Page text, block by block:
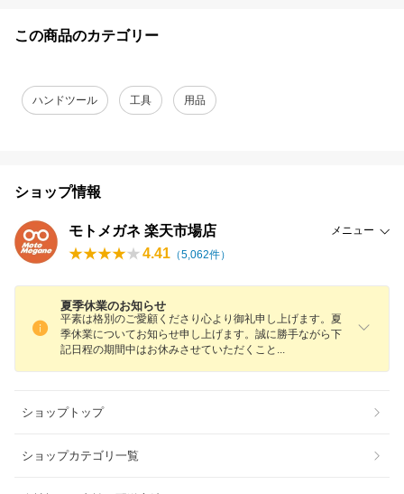
この商品のカテゴリー
ハンドツール 工具 用品
ショップ情報
モトメガネ 楽天市場店 メニュー
4.41 （5,062件）
夏季休業のお知らせ
平素は格別のご愛顧くださり心より御礼申し上げます。夏
季休業についてお知らせ申し上げます。誠に勝手ながら下
記日程の期間中はお休みさせていただくこ と
ショップトップ
ショップカテゴリ一覧